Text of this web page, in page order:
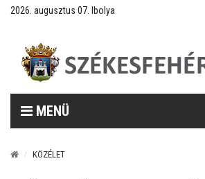
2026. augusztus 07. Ibolya
MENÜ
KÖZÉLET